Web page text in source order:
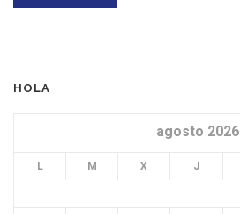
HOLA
agosto 2026
L M X J